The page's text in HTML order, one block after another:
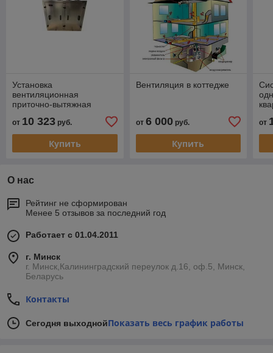
Установка
вентиляционная
приточно-вытяжная
Node1- 700/RP,VAC,E3.8
Vertical
от 10 323 руб.
Купить
Вентиляция в коттедже
от 6 000руб.
Купить
от
О нас
Рейтинг не сформирован
Менее 5 отзывов за последний год
Работает с 01.04.2011
г. Минск
г. Минск,Калининградский переулок д.16, оф.5, Минск,
Беларусь
Контакты
Сегодня выходнойПоказать весь график работы